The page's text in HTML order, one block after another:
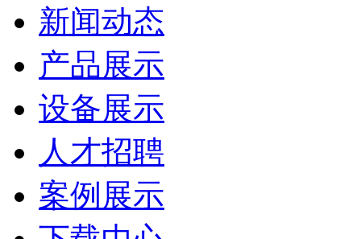
新闻动态
产品展示
设备展示
人才招聘
案例展示